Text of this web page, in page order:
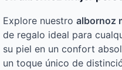
Explore nuestro albornoz
de regalo ideal para
su piel en un confort
un toque único de